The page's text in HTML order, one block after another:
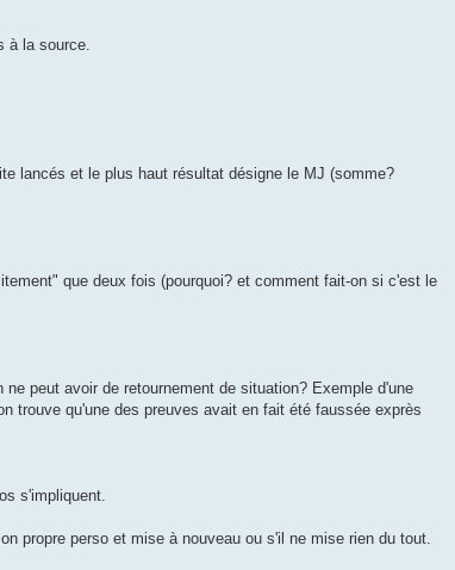
à la source.
lancés et le plus haut résultat désigne le MJ (somme?
que deux fois (pourquoi? et comment fait-on si c'est le
peut avoir de retournement de situation? Exemple d'une
trouve qu'une des preuves avait en fait été faussée exprès
s'impliquent.
propre perso et mise à nouveau ou s'il ne mise rien du tout.